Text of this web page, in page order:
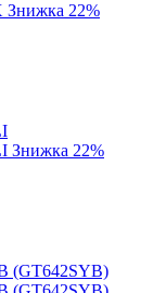
Знижка 22%
Знижка 22%